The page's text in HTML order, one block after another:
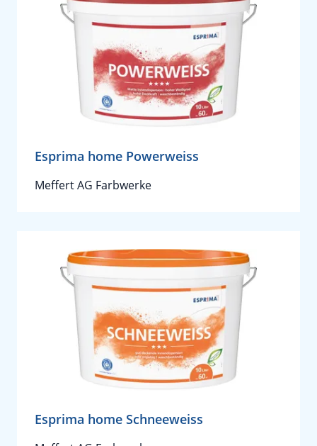
Esprima home Powerweiss
Meffert AG Farbwerke
Esprima home Schneeweiss